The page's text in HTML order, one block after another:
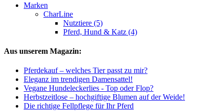
Marken
CharLine
Nutztiere (5)
Pferd, Hund & Katz (4)
Aus unserem Magazin:
Pferdekauf – welches Tier passt zu mir?
Eleganz im trendigen Damensattel!
Vegane Hundeleckerlies - Top oder Flop?
Herbstzeitlose – hochgiftige Blumen auf der Weide!
Die richtige Fellpflege für Ihr Pferd